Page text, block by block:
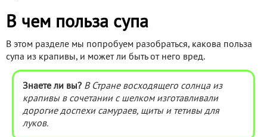
В чем польза супа
В этом разделе мы попробуем разобраться, какова польза
супа из крапивы, и может ли быть от него вред.
Знаете ли вы? В Стране восходящего солнца из
крапивы в сочетании с шелком изготавливали
дорогие доспехи самураев, щиты и тетивы для
луков.